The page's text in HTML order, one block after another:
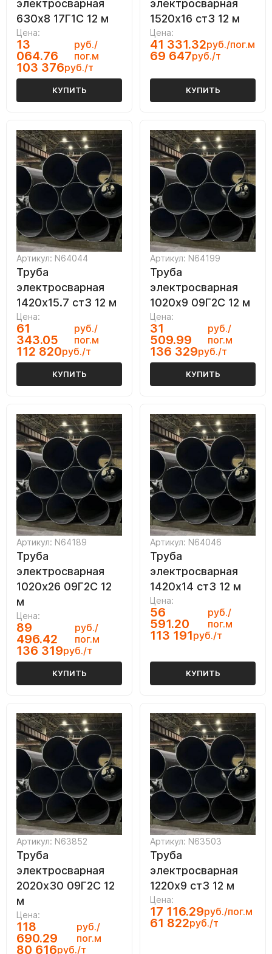
электросварная
630х8 17Г1С 12 м
Цена:
13
064.76
руб./
пог.м
103 376руб./т
КУПИТЬ
электросварная
1520х16 ст3 12 м
Цена:
41 331.32руб./пог.м
69 647руб./т
КУПИТЬ
Артикул: N64044
Труба
электросварная
1420х15.7 ст3 12 м
Цена:
61
343.05
руб./
пог.м
112 820руб./т
КУПИТЬ
Артикул: N64199
Труба
электросварная
1020х9 09Г2С 12 м
Цена:
31
509.99
руб./
пог.м
136 329руб./т
КУПИТЬ
Артикул: N64189
Труба
электросварная
1020х26 09Г2С 12
м
Цена:
89
496.42
руб./
пог.м
136 319руб./т
КУПИТЬ
Артикул: N64046
Труба
электросварная
1420х14 ст3 12 м
Цена:
56
591.20
руб./
пог.м
113 191руб./т
КУПИТЬ
Артикул: N63852
Труба
электросварная
2020х30 09Г2С 12
м
Цена:
118
690.29
руб./
пог.м
80 616руб./т
Артикул: N63503
Труба
электросварная
1220х9 ст3 12 м
Цена:
17 116.29руб./пог.м
61 822руб./т